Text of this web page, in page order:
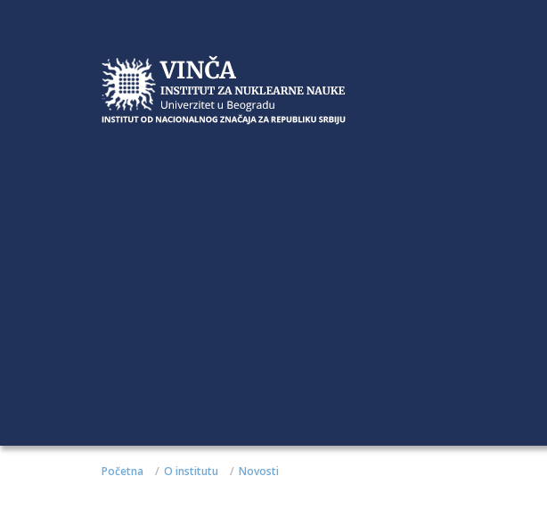
Početna O institutu Novosti